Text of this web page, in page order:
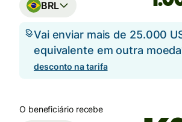
BRL
Vai enviar mais de 25.000
equivalente em outra
desconto na tarifa
O beneficiário recebe